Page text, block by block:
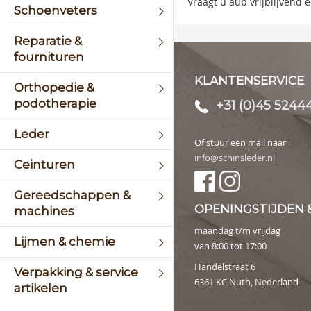
Schoenveters
Reparatie &
fournituren
Orthopedie &
podotherapie
Leder
Ceinturen
Gereedschappen &
machines
Lijmen & chemie
Verpakking & service
artikelen
KLANTENSERVICE
+31 (0)45
Of stuur een mail naar
info@schinsleder.nl
OPENINGSTIJDEN
maandag t/m vrijdag
van 8:00 tot 17:00
Handelstraat 6
6361 KC Nuth, Nederland